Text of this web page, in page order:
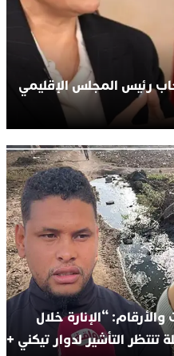
رئيس المجلس الإقليمي
“الإنارة خلال
التأشير لدوار تيكني +